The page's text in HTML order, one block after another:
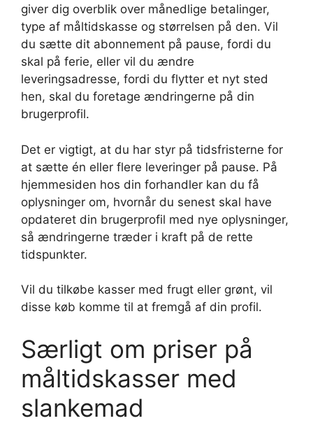
giver dig overblik over månedlige betalinger,
type af måltidskasse og størrelsen på den. Vil
du sætte dit abonnement på pause, fordi du
skal på ferie, eller vil du ændre
leveringsadresse, fordi du flytter et nyt sted
hen, skal du foretage ændringerne på din
brugerprofil.
Det er vigtigt, at du har styr på tidsfristerne for
at sætte én eller flere leveringer på pause. På
hjemmesiden hos din forhandler kan du få
oplysninger om, hvornår du senest skal have
opdateret din brugerprofil med nye oplysninger,
så ændringerne træder i kraft på de rette
tidspunkter.
Vil du tilkøbe kasser med frugt eller grønt, vil
disse køb komme til at fremgå af din profil.
Særligt om priser på
måltidskasser med
slankemad